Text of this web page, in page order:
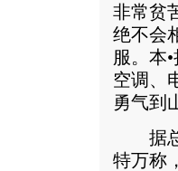
非常贫
绝不会
服。本
空调、
勇气到
据总
特万称